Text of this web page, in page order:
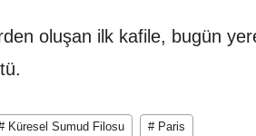
oluşan ilk kafile, bugün
Küresel Sumud Filosu # Paris